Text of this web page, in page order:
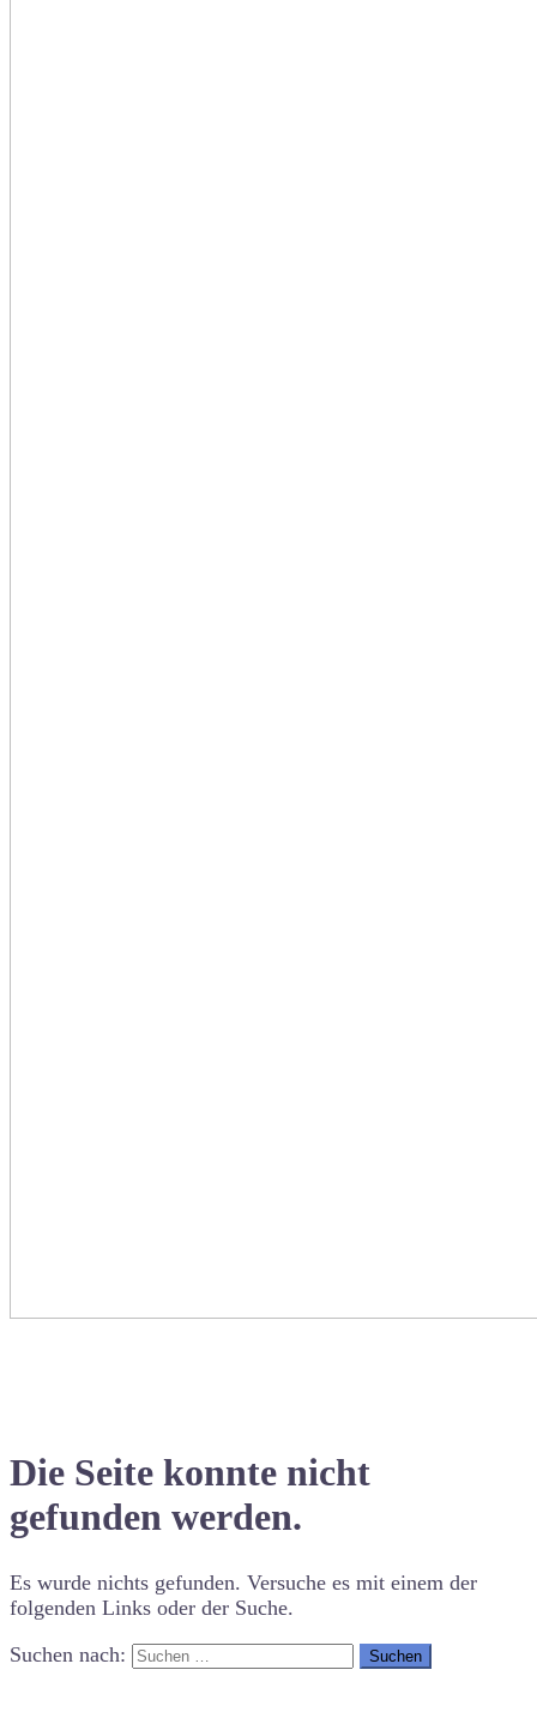
Die Seite konnte nicht
gefunden werden.
Es wurde nichts gefunden. Versuche es mit einem der
folgenden Links oder der Suche.
Suchen nach: